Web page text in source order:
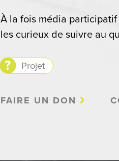
À la fois média
les curieux de suivre au
Projet
FAIRE UN DON